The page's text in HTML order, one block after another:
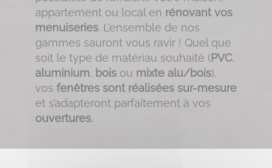
appartement ou local en rénovant vos
menuiseries. L’ensemble de nos
gammes sauront vous ravir ! Quel que
soit le type de matériau souhaité (PVC,
aluminium, bois ou mixte alu/bois),
vos fenêtres sont réalisées sur-mesure
et s’adapteront parfaitement à vos
ouvertures.